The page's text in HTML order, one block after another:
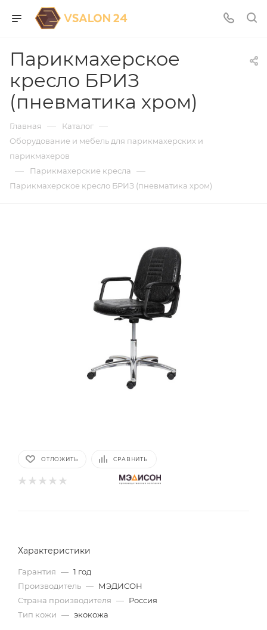
Парикмахерское
кресло БРИЗ
(пневматика хром)
Главная — Каталог —
Оборудование и мебель для парикмахерских и
парикмахеров
— Парикмахерские кресла —
Парикмахерское кресло БРИЗ (пневматика хром)
ОТЛОЖИТЬ СРАВНИТЬ
Характеристики
Гарантия — 1 год
Производитель — МЭДИСОН
Страна производителя — Россия
Тип кожи — экокожа